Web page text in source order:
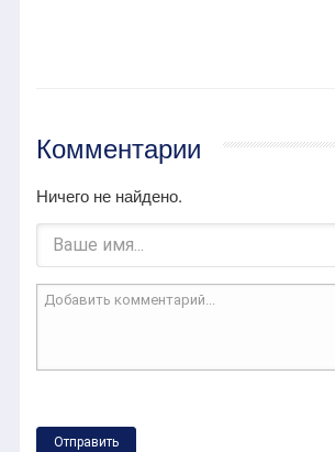
Комментарии
Ничего не найдено.
Отправить